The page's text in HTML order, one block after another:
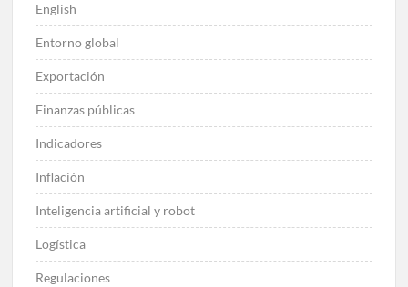
English
Entorno global
Exportación
Finanzas públicas
Indicadores
Inflación
Inteligencia artificial y robot
Logística
Regulaciones